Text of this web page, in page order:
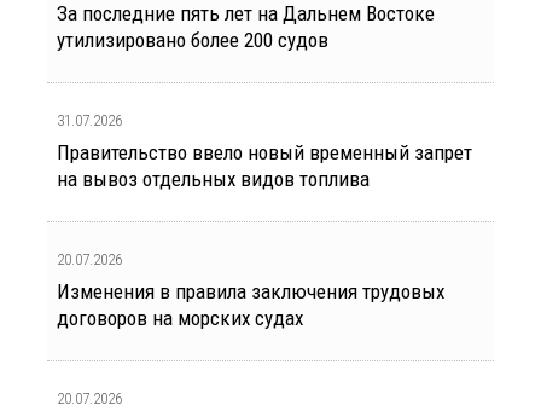
За последние пять лет на Дальнем Востоке
утилизировано более 200 судов
31.07.2026
Правительство ввело новый временный запрет
на вывоз отдельных видов топлива
20.07.2026
Изменения в правила заключения трудовых
договоров на морских судах
20.07.2026